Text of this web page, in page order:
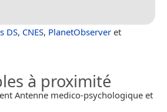
DS, CNES, PlanetObserver et
à proximité
Antenne medico-psychologique et